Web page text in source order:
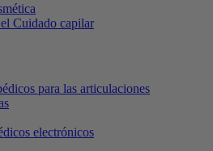
Cuidado capilar
para las articulaciones
electrónicos